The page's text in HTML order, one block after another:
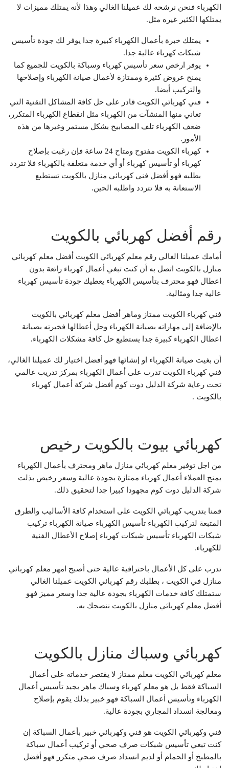
الكهرباء فنحن نرشحه لك عميلنا الغالي وهذا لأنه يمتلك مميزات لا
يمتلكها الكثير غيره مثل.
يمتلك خبرة بأعمال الكهرباء كبيرة جدا يوفر لك جودة تأسيس
شبكات كهرباء عالية جدا.
يوفر ارخص سعر تأسيس كهرباء وسباكة بالكويت للجميع كما
يمنح عروض كثيرة وممتازة لأعمال صيانة الكهرباء وإصلاحها
والتركيب أيضا.
فني كهربائي الكويت قادر على حل كافة المشاكل التقنية التي
تعاني منها المنشآت من الكهرباء مثل انقطاع الكهرباء المتكرر،
ضعف الكهرباء تلف المصابيح بشكل مستمر وغيرها من هذه
الأمور.
كهرباء الكويت مفتوح ومتاح 24 ساعة فإن رغبت بإصلاح
كهرباء أو تأسيس كهرباء أو أي خدمة متعلقة بالكهرباء فلا تتردد
بطلبه فهو أفضل فني كهربائي منازل بالكويت تستطيع
الاستعانة به فلا تتردد واطلبه الحين.
رقم أفضل كهربائي بالكويت
أمامك عميلنا الغالي رقم معلم كهربائي الكويت أفضل معلم كهربائي
منازل بالكويت اتصل به أن كنت تبغي أعمال كهرباء رائعة بدون
اعطال فهو محترف بتأسيس الكهرباء يعطيك جودة تأسيس كهرباء
عالية جدا ومثالية.
فني كهرباء الكويت ممتاز وماهر أفضل معلم كهربائي بالكويت
بالإضافة إلى مهاراته بصيانة الكهرباء وحل أعطالها فخبرته بصيانة
اعطال الكهرباء كبيرة جدا يستطيع حل كافة مشكلات الكهرباء.
أن بغيت صيانة الكهرباء او إنشائها فهو أفضل اختيار لك عميلنا الغالي،
فني كهرباء الكويت تدرب على أعمال الكهرباء بمركز تدريب عالمي
تحت رعاية شركة الدليل دوت كوم أفضل شركة أعمال كهرباء
بالكويت .
كهربائي بيوت بالكويت رخيص
من اجل توفير معلم كهربائي منازل ماهر ومحترف بأعمال الكهرباء
يمنح العملاء أعمال كهرباء ممتازة بجودة عالية وسعر رخيص بذلت
شركة الدليل دوت كوم مجهودا كبيرا جدا لتحقيق ذلك.
قمنا بتدريب كهربائي الكويت على استخدام كافة الأساليب والطرق
المتبعة لتركيب الكهرباء تأسيس الكهرباء صيانة الكهرباء تركيب
شبكات الكهرباء تأسيس شبكات كهرباء إصلاح الأعطال الفنية
للكهرباء.
تدرب على كل الأعمال باحترافية عالية حتى أصبح امهر معلم كهربائي
منازل في الكويت ، بطلبك رقم كهربائي الكويت عميلنا الغالي
ستمتلك كافة خدمات الكهرباء بجودة عالية جدا وسعر مميز فهو
أفضل معلم كهربائي منازل بالكويت ننصحك به.
كهربائي وسباك منازل بالكويت
معلم كهربائي الكويت معلم ممتاز لا يقتصر خدماته على أعمال
السباكة فقط بل هو معلم كهرباء وسباك ماهر يجيد تأسيس أعمال
الكهرباء وتأسيس أعمال السباكة فهو خبير بذلك يقوم بإصلاح
ومعالجة انسداد المجاري بجودة عالية.
فني وكهربائي الكويت هو فني وكهربائي خبير بأعمال السباكة إن
كنت تبغي تأسيس شبكات صرف صحي أو تركيب أعمال سباكة
بالمطبخ أو الحمام أو لديم انسداد صرف صحي متكرر فهو أفضل